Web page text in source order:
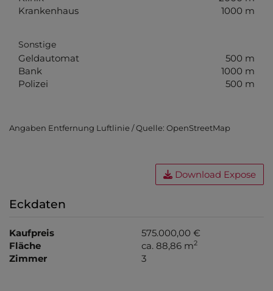
Krankenhaus
1000 m
Sonstige
Geldautomat
500 m
Bank
1000 m
Polizei
500 m
Angaben Entfernung Luftlinie / Quelle: OpenStreetMap
Download Expose
Eckdaten
Kaufpreis
575.000,00 €
Fläche
ca. 88,86 m2
Zimmer 3